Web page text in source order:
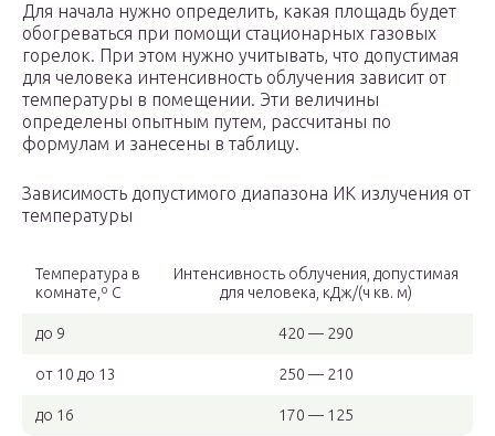
Для начала нужно определить, какая площадь будет
обогреваться при помощи стационарных газовых
горелок. При этом нужно учитывать, что допустимая
для человека интенсивность облучения зависит от
температуры в помещении. Эти величины
определены опытным путем, рассчитаны по
формулам и занесены в таблицу.
Зависимость допустимого диапазона ИК излучения от
температуры
Температура в
комнате,º С
Интенсивность облучения, допустимая
для человека, кДж/(ч кв. м)
до 9 420 — 290
от 10 до 13 250 — 210
до 16 170 — 125